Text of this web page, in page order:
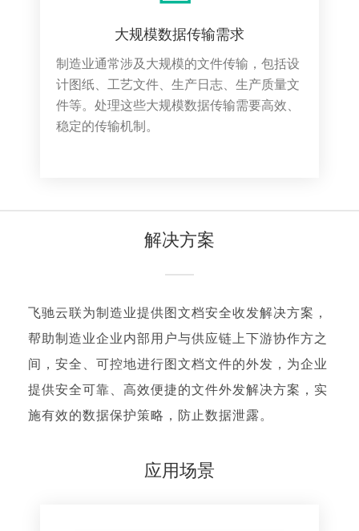
大规模数据传输需求
制造业通常涉及大规模的文件传输，包括设
计图纸、工艺文件、生产日志、生产质量文
件等。处理这些大规模数据传输需要高效、
稳定的传输机制。
解决方案
飞驰云联为制造业提供图文档安全收发解决方案，
帮助制造业企业内部用户与供应链上下游协作方之
间，安全、可控地进行图文档文件的外发，为企业
提供安全可靠、高效便捷的文件外发解决方案，实
施有效的数据保护策略，防止数据泄露。
应用场景